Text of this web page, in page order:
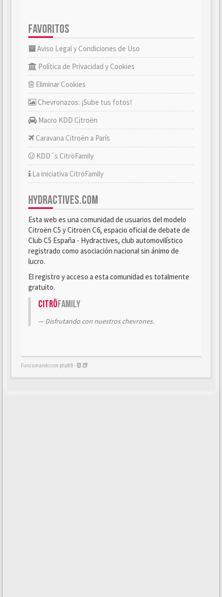
FAVORITOS
Aviso Legal y Condiciones de Uso
Política de Privacidad y Cookies
Eliminar Cookies
Chevronazos: ¡Sube tus fotos!
Macro KDD Citroën
Caravana Citroën a París
KDD´s CitröFamily
La iniciativa CitröFamily
HYDRACTIVES.COM
Esta web es una comunidad de usuarios del modelo
Citroën C5 y Citroën C6, espacio oficial de debate de
Club C5 España - Hydractives, club automovilístico
registrado como asociación nacional sin ánimo de
lucro.
El registro y acceso a esta comunidad es totalmente
gratuito.
CitröFamily
Disfrutando con nuestros chevrones.
Funcionando con phpBB -